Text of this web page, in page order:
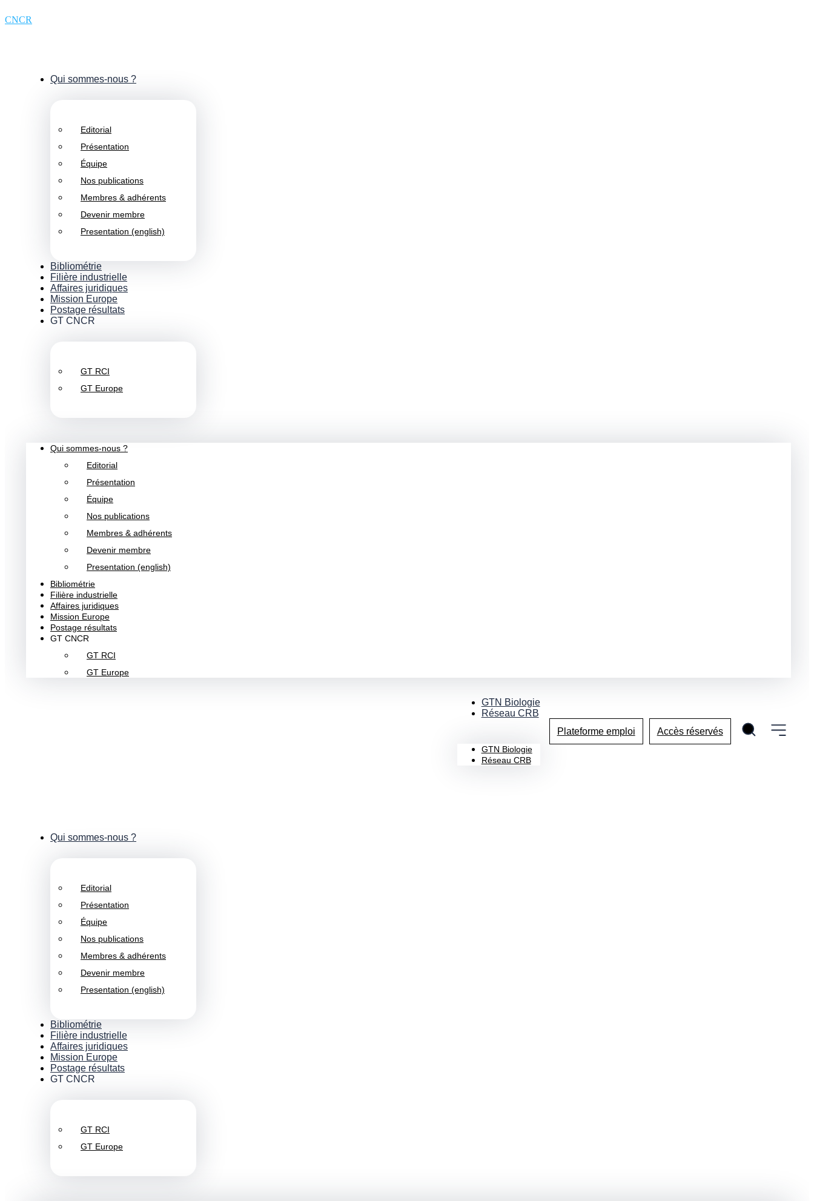
CNCR
Qui sommes-nous ?
Editorial
Présentation
Équipe
Nos publications
Membres & adhérents
Devenir membre
Presentation (english)
Bibliométrie
Filière industrielle
Affaires juridiques
Mission Europe
Postage résultats
GT CNCR
GT RCI
GT Europe
Qui sommes-nous ?
Editorial
Présentation
Équipe
Nos publications
Membres & adhérents
Devenir membre
Presentation (english)
Bibliométrie
Filière industrielle
Affaires juridiques
Mission Europe
Postage résultats
GT CNCR
GT RCI
GT Europe
GTN Biologie
Réseau CRB
GTN Biologie
Réseau CRB
Plateforme emploi Accès réservés
Qui sommes-nous ?
Editorial
Présentation
Équipe
Nos publications
Membres & adhérents
Devenir membre
Presentation (english)
Bibliométrie
Filière industrielle
Affaires juridiques
Mission Europe
Postage résultats
GT CNCR
GT RCI
GT Europe